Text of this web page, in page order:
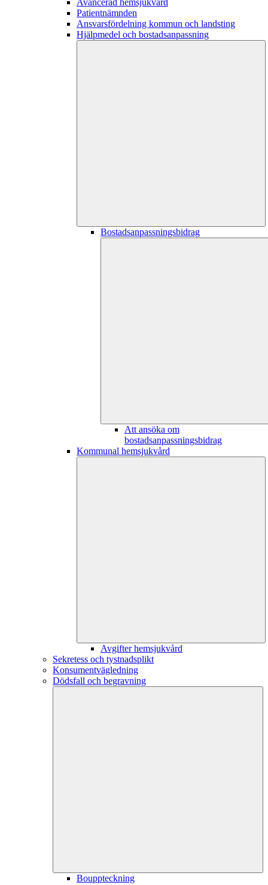
Avancerad hemsjukvård
Patientnämnden
Ansvarsfördelning kommun och landsting
Hjälpmedel och bostadsanpassning
Bostadsanpassningsbidrag
Att ansöka om
bostadsanpassningsbidrag
Kommunal hemsjukvård
Avgifter hemsjukvård
Sekretess och tystnadsplikt
Konsumentvägledning
Dödsfall och begravning
Bouppteckning